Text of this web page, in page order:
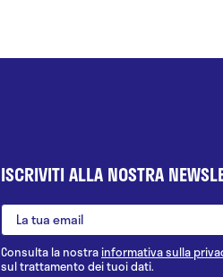
ISCRIVITI ALLA NOSTRA
Consulta la nostrainformativa sulla
sul trattamento dei tuoi dati.